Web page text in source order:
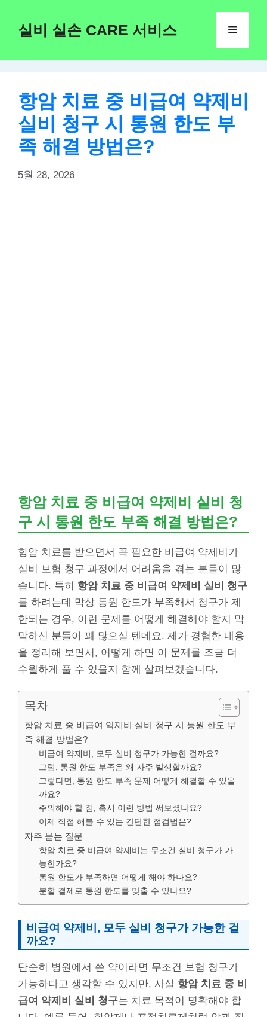
content
실비 실손 CARE 서비스 Menu
항암 치료 중 비급여 약제비
실비 청구 시 통원 한도 부
족 해결 방법은?
5월 28, 2026
항암 치료 중 비급여 약제비 실비 청
구 시 통원 한도 부족 해결 방법은?
항암 치료를 받으면서 꼭 필요한 비급여 약제비가
실비 보험 청구 과정에서 어려움을 겪는 분들이 많
습니다. 특히 항암 치료 중 비급여 약제비 실비 청구
를 하려는데 막상 통원 한도가 부족해서 청구가 제
한되는 경우, 이런 문제를 어떻게 해결해야 할지 막
막하신 분들이 꽤 많으실 텐데요. 제가 경험한 내용
을 정리해 보면서, 어떻게 하면 이 문제를 조금 더
수월하게 풀 수 있을지 함께 살펴보겠습니다.
목차
항암 치료 중 비급여 약제비 실비 청구 시 통원 한도 부
족 해결 방법은?
비급여 약제비, 모두 실비 청구가 가능한 걸까요?
그럼, 통원 한도 부족은 왜 자주 발생할까요?
그렇다면, 통원 한도 부족 문제 어떻게 해결할 수 있을
까요?
주의해야 할 점, 혹시 이런 방법 써보셨나요?
이제 직접 해볼 수 있는 간단한 점검법은?
자주 묻는 질문
항암 치료 중 비급여 약제비는 무조건 실비 청구가 가
능한가요?
통원 한도가 부족하면 어떻게 해야 하나요?
분할 결제로 통원 한도를 맞출 수 있나요?
비급여 약제비, 모두 실비 청구가 가능한 걸
까요?
단순히 병원에서 쓴 약이라면 무조건 보험 청구가
가능하다고 생각할 수 있지만, 사실 항암 치료 중 비
급여 약제비 실비 청구는 치료 목적이 명확해야 합